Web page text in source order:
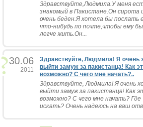
Здравствуйте,Людмила.У меня
знакомый в Пакистане.Он сирота
очень беден.Я хотела бы послать
что-нибудь по почте,чтобы ему
легче жить.Он...
30.06
2011
Здравствуйте, Людмила! Я очень
выйти замуж за пакистанца! Как
возможно? С чего мне начать?..
Здравствуйте, Людмила! Я очень
выйти замуж за пакистанца! Как
возможно? С чего мне начать? Где
искать? Очень надеюсь на ваш